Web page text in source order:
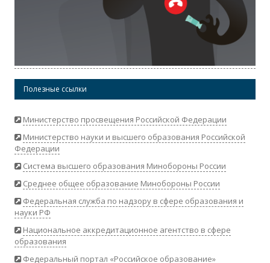
Полезные ссылки
Министерство просвещения Российской Федерации
Министерство науки и высшего образования Российской
Федерации
Система высшего образования Минобороны России
Среднее общее образование Минобороны России
Федеральная служба по надзору в сфере образования и
науки РФ
Национальное аккредитационное агентство в сфере
образования
Федеральный портал «Российское образование»